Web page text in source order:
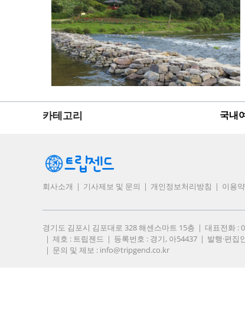
카테고리 국내
회사소개 기사제보 및 문의 개인정보처리방침 이용
경기도 김포시 김포대로 328 해센스마트 15층
대표전화 :
제호 : 트립젠드
등록번호 : 경기, 아54437 발행·편집
문의 및 제보 : info@tripgend.co.kr